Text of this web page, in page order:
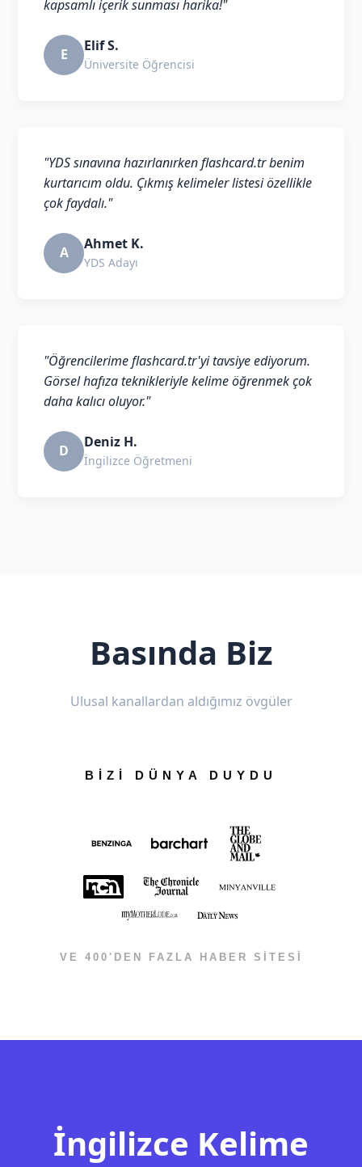
kapsamlı içerik sunması harika!"
E Elif S.
Üniversite Öğrencisi
"YDS sınavına hazırlanırken flashcard.tr benim
kurtarıcım oldu. Çıkmış kelimeler listesi özellikle
çok faydalı."
A Ahmet K.
YDS Adayı
"Öğrencilerime flashcard.tr'yi tavsiye ediyorum.
Görsel hafıza teknikleriyle kelime öğrenmek çok
daha kalıcı oluyor."
D Deniz H.
İngilizce Öğretmeni
Basında Biz
Ulusal kanallardan aldığımız övgüler
BİZİ DÜNYA DUYDU
VE 400'DEN FAZLA HABER SİTESİ
İngilizce Kelime